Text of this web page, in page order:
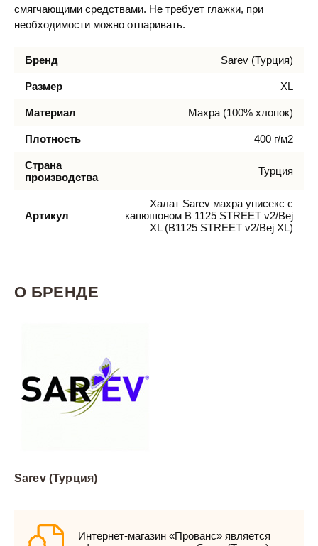
смягчающими средствами. Не требует глажки, при
необходимости можно отпаривать.
Бренд Sarev (Турция)
Размер XL
Материал Махра (100% хлопок)
Плотность 400 г/м2
Страна
производства
Турция
Артикул
Халат Sarev махра унисекс с
капюшоном В 1125 STREET v2/Bej
XL (B1125 STREET v2/Bej XL)
О БРЕНДЕ
Sarev (Турция)
Интернет-магазин «Прованс» является